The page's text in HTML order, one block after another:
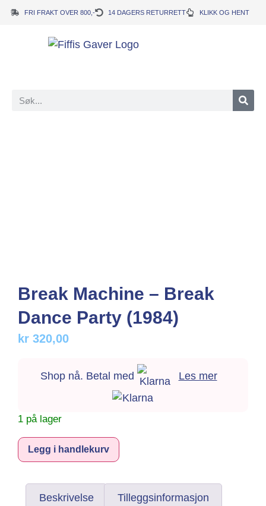
FRI FRAKT OVER 800,- 14 DAGERS RETURRETT KLIKK OG HENT
Break Machine – Break
Dance Party (1984)
kr 320,00
Shop nå. Betal med Les mer
1 på lager
Legg i handlekurv
Beskrivelse Tilleggsinformasjon